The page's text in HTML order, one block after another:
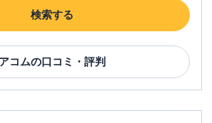
検索する
アコムの口コミ・評判